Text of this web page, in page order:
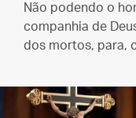
Não podendo o
companhia de
dos mortos, para,